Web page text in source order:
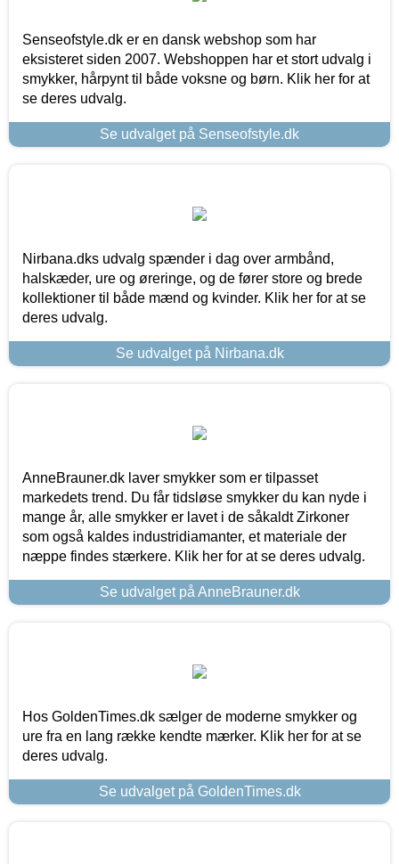
Senseofstyle.dk er en dansk webshop som har
eksisteret siden 2007. Webshoppen har et stort udvalg i
smykker, hårpynt til både voksne og børn. Klik her for at
se deres udvalg.
Se udvalget på Senseofstyle.dk
Nirbana.dks udvalg spænder i dag over armbånd,
halskæder, ure og øreringe, og de fører store og brede
kollektioner til både mænd og kvinder. Klik her for at se
deres udvalg.
Se udvalget på Nirbana.dk
AnneBrauner.dk laver smykker som er tilpasset
markedets trend. Du får tidsløse smykker du kan nyde i
mange år, alle smykker er lavet i de såkaldt Zirkoner
som også kaldes industridiamanter, et materiale der
næppe findes stærkere. Klik her for at se deres udvalg.
Se udvalget på AnneBrauner.dk
Hos GoldenTimes.dk sælger de moderne smykker og
ure fra en lang række kendte mærker. Klik her for at se
deres udvalg.
Se udvalget på GoldenTimes.dk